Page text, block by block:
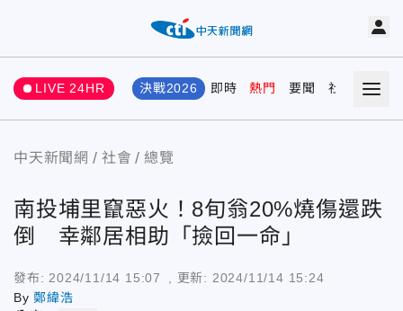
LIVE 24HR 決戰2026 即時 熱門 要聞 社會 娛樂
中天新聞網 社會 總覽
南投埔里竄惡火！8旬翁20%燒傷還跌
倒 幸鄰居相助「撿回一命」
發布: 2024/11/14 15:07 , 更新: 2024/11/14 15:24
By鄭緯浩